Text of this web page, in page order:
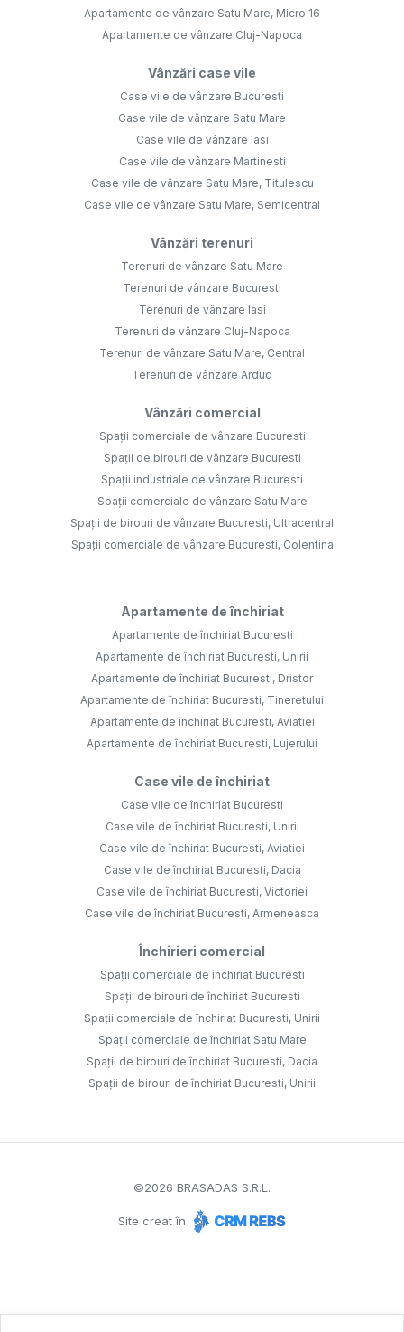
Apartamente de vânzare Satu Mare, Micro 16
Apartamente de vânzare Cluj-Napoca
Vânzări case vile
Case vile de vânzare Bucuresti
Case vile de vânzare Satu Mare
Case vile de vânzare Iasi
Case vile de vânzare Martinesti
Case vile de vânzare Satu Mare, Titulescu
Case vile de vânzare Satu Mare, Semicentral
Vânzări terenuri
Terenuri de vânzare Satu Mare
Terenuri de vânzare Bucuresti
Terenuri de vânzare Iasi
Terenuri de vânzare Cluj-Napoca
Terenuri de vânzare Satu Mare, Central
Terenuri de vânzare Ardud
Vânzări comercial
Spații comerciale de vânzare Bucuresti
Spații de birouri de vânzare Bucuresti
Spații industriale de vânzare Bucuresti
Spații comerciale de vânzare Satu Mare
Spații de birouri de vânzare Bucuresti, Ultracentral
Spații comerciale de vânzare Bucuresti, Colentina
Apartamente de închiriat
Apartamente de închiriat Bucuresti
Apartamente de închiriat Bucuresti, Unirii
Apartamente de închiriat Bucuresti, Dristor
Apartamente de închiriat Bucuresti, Tineretului
Apartamente de închiriat Bucuresti, Aviatiei
Apartamente de închiriat Bucuresti, Lujerului
Case vile de închiriat
Case vile de închiriat Bucuresti
Case vile de închiriat Bucuresti, Unirii
Case vile de închiriat Bucuresti, Aviatiei
Case vile de închiriat Bucuresti, Dacia
Case vile de închiriat Bucuresti, Victoriei
Case vile de închiriat Bucuresti, Armeneasca
Închirieri comercial
Spații comerciale de închiriat Bucuresti
Spații de birouri de închiriat Bucuresti
Spații comerciale de închiriat Bucuresti, Unirii
Spații comerciale de închiriat Satu Mare
Spații de birouri de închiriat Bucuresti, Dacia
Spații de birouri de închiriat Bucuresti, Unirii
©2026 BRASADAS S.R.L.
Site creat în